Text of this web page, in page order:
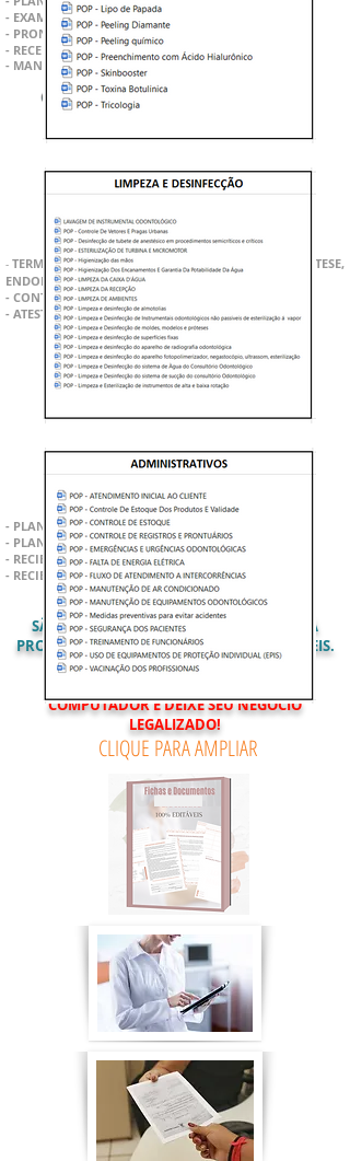
- EXAME DE ODONTOGRAMA
- PRONTUÁRIOS
- RECEITUÁRIOS
- MANUAL DE BOAS PRÁTICAS
CONTRATOS,ATESTADOS E TERMOS
- TERMOS DE CONSENTIMENTO: CONFECÇÃO DE PRÓTESE,
ENDODONTIA, EXTRAÇÃO E CIRURGIA DENTÁRIA
- CONTRATOS DE PRESTAÇÃO DE SERVIÇO
- ATESTADOS ODONTOLÓGICOS
PLANILHAS E RECIBOS
- PLANILHA DE CONTROLE FINANCEIRO MENSAL
- PLANILHA FLUXO DE CAIXA DIÁRIO
- RECIBO DE PAGAMENTO
- RECIBO DE REEMBOLSO
SÃO107DOCUMENTOS PROFISSIONAIS JÁ
PRONTOS PARA USO, TOTALMENTE EDITÁVEIS.
COMPUTADOR E DEIXE SEU NEGÓCIO
LEGALIZADO!
CLIQUE PARA AMPLIAR